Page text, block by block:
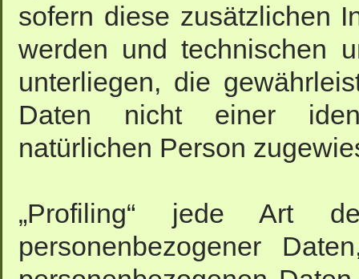
sofern diese zusätzlichen
werden und technischen
unterliegen, die
Daten nicht einer
natürlichen Person
„Profiling“ jede Art
personenbezogener